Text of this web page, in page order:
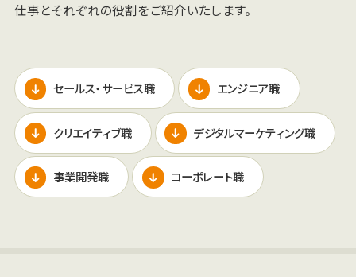
仕事とそれぞれの役割をご紹介いたします。
セールス・サービス職 エンジニア職
クリエイティブ職 デジタルマーケティング職
事業開発職 コーポレート職